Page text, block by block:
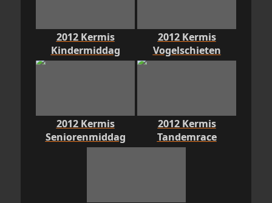
2012 Kermis
Kindermiddag
2012 Kermis
Vogelschieten
2012 Kermis
Seniorenmiddag
2012 Kermis
Tandemrace